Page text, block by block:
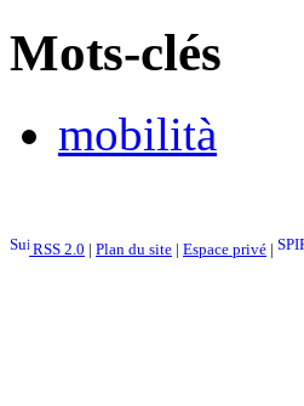
Mots-clés
mobilità
RSS 2.0 | Plan du site | Espace privé |